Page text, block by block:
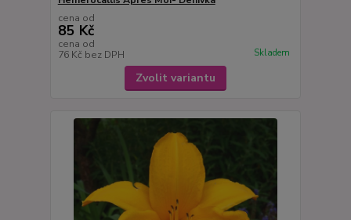
cena od
85 Kč
cena od
76 Kč bez DPH Skladem
Zvolit variantu